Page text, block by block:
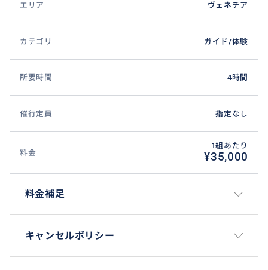
エリア ヴェネチア
カテゴリ ガイド/体験
所要時間 4時間
催行定員 指定なし
料金
1組あたり
¥35,000
料金補足
キャンセルポリシー